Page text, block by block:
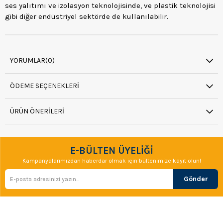
ses yalıtımı ve izolasyon teknolojisinde, ve plastik teknolojisi
gibi diğer endüstriyel sektörde de kullanılabilir.
YORUMLAR(0)
ÖDEME SEÇENEKLERI
ÜRÜN ÖNERILERI
E-BÜLTEN ÜYELİĞİ
Kampanyalarımızdan haberdar olmak için bültenimize kayıt olun!
Gönder